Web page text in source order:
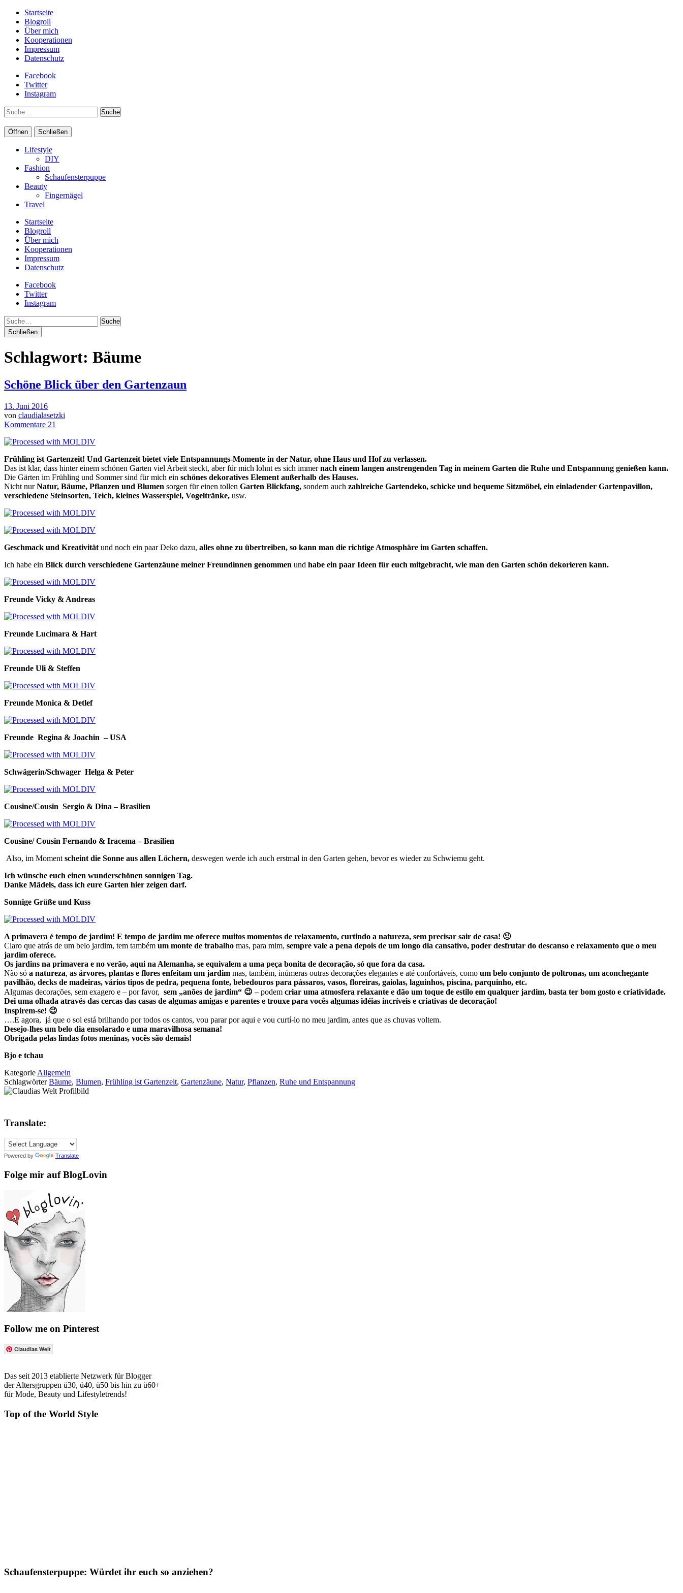
Startseite
Blogroll
Über mich
Kooperationen
Impressum
Datenschutz
Facebook
Twitter
Instagram
Suche
Öffnen Schließen
Lifestyle
DIY
Fashion
Schaufensterpuppe
Beauty
Fingernägel
Travel
Startseite
Blogroll
Über mich
Kooperationen
Impressum
Datenschutz
Facebook
Twitter
Instagram
Suche
Schließen
Schlagwort: Bäume
Schöne Blick über den Gartenzaun
13. Juni 2016
von claudialasetzki
Kommentare 21
Frühling ist Gartenzeit! Und Gartenzeit bietet viele Entspannungs-Momente in der Natur, ohne Haus und Hof zu verlassen.
Das ist klar, dass hinter einem schönen Garten viel Arbeit steckt, aber für mich lohnt es sich immernach einem langen anstrengenden Tag in meinem Garten die Ruhe und Entspannung genießen kann.
Die Gärten im Frühling und Sommer sind für mich ein schönes dekoratives Element außerhalb des Hauses.
Nicht nurNatur, Bäume, Pflanzen und Blumen sorgen für einen tollen Garten Blickfang, sondern auch zahlreiche Gartendeko, schicke und bequeme Sitzmöbel, ein einladender Gartenpavillon,
verschiedene Steinsorten, Teich, kleines Wasserspiel, Vogeltränke, usw.
Geschmack und Kreativität und noch ein paar Deko dazu, alles ohne zu übertreiben, so kann man die richtige Atmosphäre im Garten schaffen.
Ich habe ein Blick durch verschiedene Gartenzäune meiner Freundinnen genommen und habe ein paar Ideen für euch mitgebracht, wie man den Garten schön dekorieren kann.
Freunde Vicky & Andreas
Freunde Lucimara & Hart
Freunde Uli & Steffen
Freunde Monica & Detlef
Freunde Regina & Joachin – USA
Schwägerin/Schwager Helga & Peter
Cousine/Cousin Sergio & Dina – Brasilien
Cousine/ Cousin Fernando & Iracema – Brasilien
Also, im Moment scheint die Sonne aus allen Löchern, deswegen werde ich auch erstmal in den Garten gehen, bevor es wieder zu Schwiemu geht.
Ich wünsche euch einen wunderschönen sonnigen Tag.
Danke Mädels, dass ich eure Garten hier zeigen darf.
Sonnige Grüße und Kuss
A primavera é tempo de jardim! E tempo de jardim me oferece muitos momentos de relaxamento, curtindo a natureza, sem precisar sair de casa! 🙂
Claro que atrás de um belo jardim, tem também um monte de trabalho mas, para mim, sempre vale a pena depois de um longo dia cansativo, poder desfrutar do descanso e relaxamento que o meu
jardim oferece.
Os jardins na primavera e no verão, aqui na Alemanha, se equivalem a uma peça bonita de decoração, só que fora da casa.
Não só a natureza, as árvores, plantas e flores enfeitam um jardim mas, também, inúmeras outras decorações elegantes e até confortáveis, como um belo conjunto de poltronas, um aconchegante
pavilhão, decks de madeiras, vários tipos de pedra, pequena fonte, bebedouros para pássaros, vasos, floreiras, gaiolas, laguinhos, piscina, parquinho, etc.
Algumas decorações, sem exagero e – por favor, sem „anões de jardim“ 😉 –podem criar uma atmosfera relaxante e dão um toque de estilo em qualquer jardim, basta ter bom gosto e criatividade.
Dei uma olhada através das cercas das casas de algumas amigas e parentes e trouxe para vocês algumas idéias incríveis e criativas de decoração!
Inspirem-se! 😉
….E agora, já que o sol está brilhando por todos os cantos, vou parar por aqui e vou curtí-lo no meu jardim, antes que as chuvas voltem.
Desejo-lhes um belo dia ensolarado e uma maravilhosa semana!
Obrigada pelas lindas fotos meninas, vocês são demais!
Bjo e tchau
Kategorie Allgemein
SchlagwörterBäume, Blumen, Frühling ist Gartenzeit, Gartenzäune, Natur, Pflanzen, Ruhe und Entspannung
Translate:
Powered by Translate
Folge mir auf BlogLovin
Follow me on Pinterest
Claudias Welt
Das seit 2013 etablierte Netzwerk für Blogger
der Altersgruppen ü30, ü40, ü50 bis hin zu ü60+
für Mode, Beauty und Lifestyletrends!
Top of the World Style
Schaufensterpuppe: Würdet ihr euch so anziehen?